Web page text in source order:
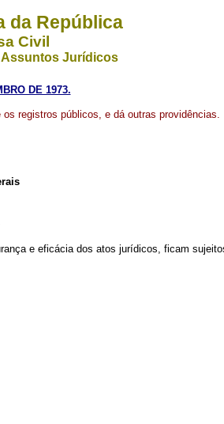
da República
Civil
Jurídicos
DE 1973.
os registros públicos, e dá outras providências.
e eficácia dos atos jurídicos, ficam